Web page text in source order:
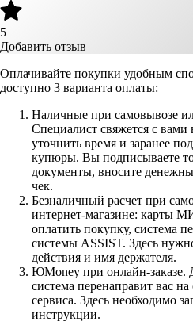
5
Добавить отзыв
Оплачивайте покупки удобным
доступно 3 варианта оплаты:
Наличные при самовывозе
Специалист свяжется с вами
уточнить время и заранее
купюры. Вы подписываете
документы, вносите
чек.
Безналичный расчет при
интернет-магазине: карты
оплатить покупку, система
системы ASSIST. Здесь
действия и имя держателя.
ЮMoney при онлайн-заказе.
система перенаправит вас
сервиса. Здесь необходимо
инструкции.